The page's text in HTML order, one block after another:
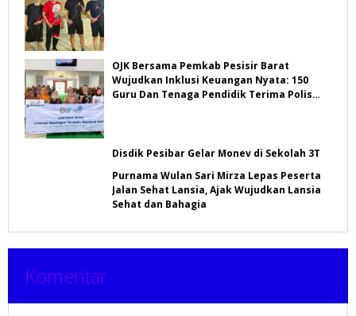
OJK Bersama Pemkab Pesisir Barat
Wujudkan Inklusi Keuangan Nyata: 150
Guru Dan Tenaga Pendidik Terima Polis
Disdik Pesibar Gelar Monev di Sekolah 3T
Purnama Wulan Sari Mirza Lepas Peserta
Jalan Sehat Lansia, Ajak Wujudkan Lansia
Sehat dan Bahagia
Komentar